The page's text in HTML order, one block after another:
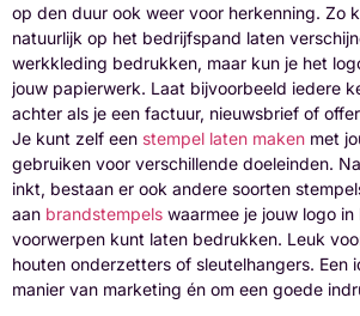
op den duur ook weer voor herkenning. Zo
natuurlijk op het bedrijfspand laten
werkkleding bedrukken, maar kun je het
jouw papierwerk. Laat bijvoorbeeld iedere
achter als je een factuur, nieuwsbrief of
Je kunt zelf een stempel laten maken met
gebruiken voor verschillende doeleinden.
inkt, bestaan er ook andere soorten
aan brandstempels waarmee je jouw logo
voorwerpen kunt laten bedrukken. Leuk
houten onderzetters of sleutelhangers. Een
manier van marketing én om een goede